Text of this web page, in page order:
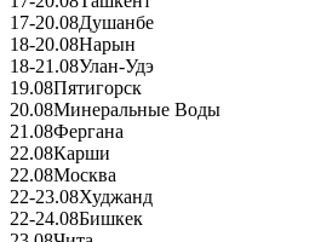
17-20.08Душанбе
18-20.08Нарын
18-21.08Улан-Удэ
19.08Пятигорск
20.08Минеральные Воды
21.08Фергана
22.08Карши
22.08Москва
22-23.08Худжанд
22-24.08Бишкек